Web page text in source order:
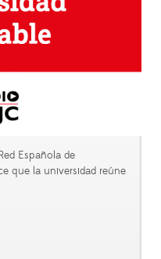
Española de
que la universidad reúne